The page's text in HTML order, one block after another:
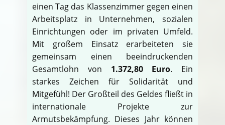
einen Tag das Klassenzimmer gegen einen
Arbeitsplatz in Unternehmen, sozialen
Einrichtungen oder im privaten Umfeld.
Mit großem Einsatz erarbeiteten sie
gemeinsam einen beeindruckenden
Gesamtlohn von 1.372,80 Euro. Ein
starkes Zeichen für Solidarität und
Mitgefühl! Der Großteil des Geldes fließt in
internationale Projekte zur
Armutsbekämpfung. Dieses Jahr können